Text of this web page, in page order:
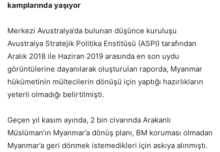
kamplarında yaşıyor
Merkezi Avustralya’da bulunan düşünce kuruluşu
Avustralya Stratejik Politika Enstitüsü (ASPI) tarafından
Aralık 2018 ile Haziran 2019 arasında en son uydu
görüntülerine dayanılarak oluşturulan raporda, Myanmar
hükümetinin mültecilerin dönüşü için yaptığı hazırlıkların
yeterli olmadığı belirtilmişti.
Geçen yıl kasım ayında, 2 bin civarında Arakanlı
Müslüman’ın Myanmar’a dönüş planı, BM koruması olmadan
Myanmar’a geri dönmek istemedikleri için askıya alınmıştı.